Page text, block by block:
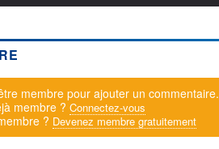
membre pour ajouter un commentaire.
membre ? Connectez-vous
? Devenez membre gratuitement